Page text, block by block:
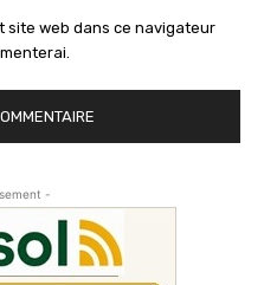
site web dans ce navigateur
-